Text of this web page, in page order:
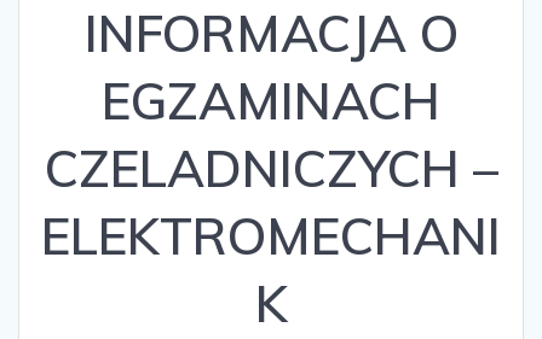
INFORMACJA O
EGZAMINACH
CZELADNICZYCH –
ELEKTROMECHANI
K